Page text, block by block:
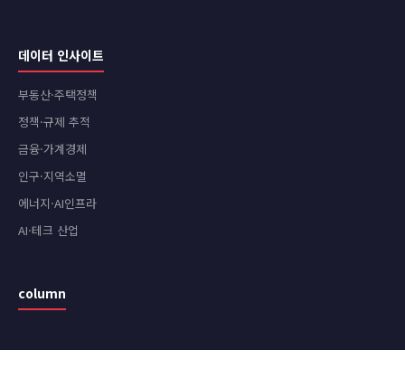
데이터 인사이트
부동산·주택정책
정책·규제 추적
금융·가계경제
인구·지역소멸
에너지·AI인프라
AI·테크 산업
column